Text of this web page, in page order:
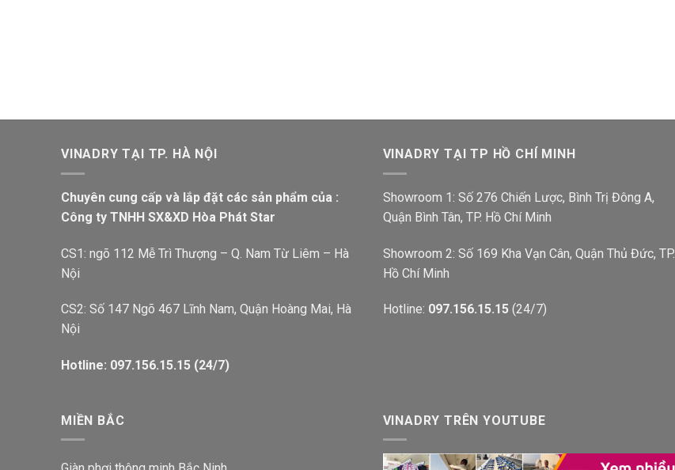
VINADRY TẠI TP. HÀ NỘI
Chuyên cung cấp và lắp đặt các sản phẩm của :
Công ty TNHH SX&XD Hòa Phát Star
CS1: ngõ 112 Mễ Trì Thượng – Q. Nam Từ Liêm – Hà
Nội
CS2: Số 147 Ngõ 467 Lĩnh Nam, Quận Hoàng Mai, Hà
Nội
Hotline: 097.156.15.15 (24/7)
VINADRY TẠI TP HỒ CHÍ MINH
Showroom 1: Số 276 Chiến Lược, Bình Trị Đông A,
Quận Bình Tân, TP. Hồ Chí Minh
Showroom 2: Số 169 Kha Vạn Cân, Quận Thủ Đức, TP.
Hồ Chí Minh
Hotline: 097.156.15.15 (24/7)
MIỀN BẮC VINADRY TRÊN YOUTUBE